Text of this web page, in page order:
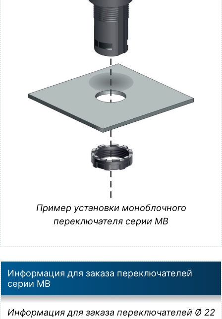
Пример установки моноблочного
переключателя серии MB
Информация для заказа переключателей
серии MB
Информация для заказа переключателей Ø 22